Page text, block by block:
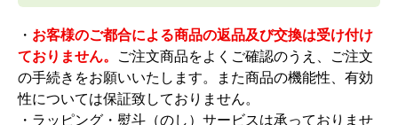
・ お客様のご都合による商品の返品及び交換は受け付け
ておりません。
ご注文商品をよくご確認のうえ、ご注文
の手続きをお願いいたします。また商品の機能性、有効
性については保証致しておりません。
・ラッピング・熨斗（のし）サービスは承っておりませ